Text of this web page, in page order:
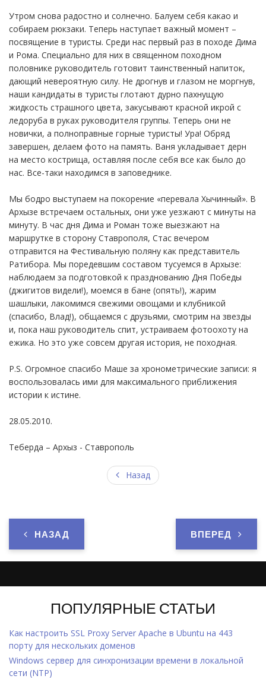
Утром снова радостно и солнечно. Балуем себя какао и
собираем рюкзаки. Теперь наступает важный момент –
посвящение в туристы. Среди нас первый раз в походе Дима
и Рома. Специально для них в священном походном
половнике руководитель готовит таинственный напиток,
дающий невероятную силу. Не дрогнув и глазом не моргнув,
наши кандидаты в туристы глотают дурно пахнущую
жидкость страшного цвета, закусывают красной икрой с
ледоруба в руках руководителя группы. Теперь они не
новички, а полноправные горные туристы! Ура! Обряд
завершен, делаем фото на память. Ваня укладывает дерн
на место кострища, оставляя после себя все как было до
нас. Все-таки находимся в заповеднике.
Мы бодро выступаем на покорение «перевала Хычинный». В
Архызе встречаем остальных, они уже уезжают с минуты на
минуту. В час дня Дима и Роман тоже выезжают на
маршрутке в сторону Ставрополя, Стас вечером
отправится на Фестивальную поляну как представитель
Ратибора. Мы поредевшим составом тусуемся в Архызе:
наблюдаем за подготовкой к празднованию Дня Победы
(джигитов видели!), моемся в бане (опять!), жарим
шашлыки, лакомимся свежими овощами и клубникой
(спасибо, Влад!), общаемся с друзьями, смотрим на звезды
и, пока наш руководитель спит, устраиваем фотоохоту на
ежика. Но это уже совсем другая история, не походная.
P.S. Огромное спасибо Маше за хронометрические записи: я
воспользовалась ими для максимального приближения
истории к истине.
28.05.2010.
Теберда – Архыз - Ставрополь
Назад
НАЗАД ВПЕРЕД
ПОПУЛЯРНЫЕ СТАТЬИ
Как настроить SSL Proxy Server Apache в Ubuntu на 443
порту для нескольких доменов
Windows cервер для синхронизации времени в локальной
сети (NTP)